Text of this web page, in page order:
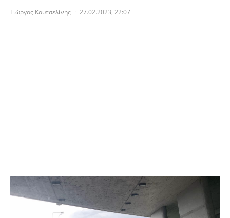
Γιώργος Κουτσελίνης · 27.02.2023, 22:07